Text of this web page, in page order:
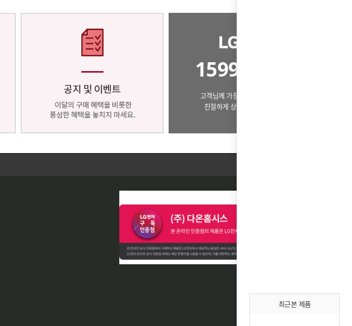
1599-9628
고객님께 가장 알맞은 제품으로
친절하게 상담드리겠습니다.
최근본 제품